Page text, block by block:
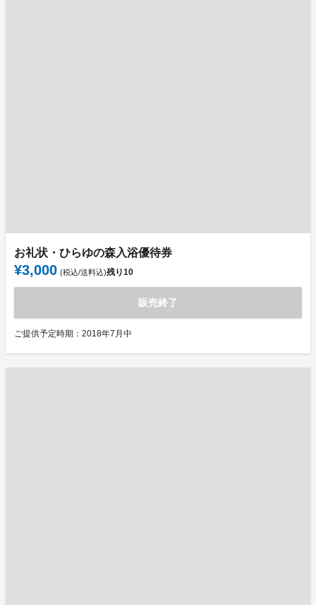
お礼状・ひらゆの森入浴優待券
¥3,000 (税込/送料込)残り10
販売終了
ご提供予定時期：2018年7月中